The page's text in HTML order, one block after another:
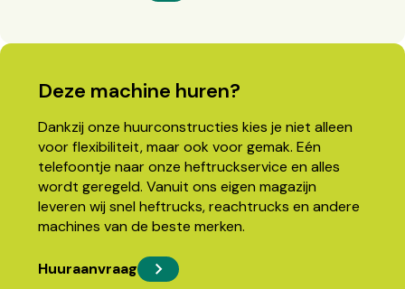
Deze machine huren?
Dankzij onze huurconstructies kies je niet alleen
voor flexibiliteit, maar ook voor gemak. Eén
telefoontje naar onze heftruckservice en alles
wordt geregeld. Vanuit ons eigen magazijn
leveren wij snel heftrucks, reachtrucks en andere
machines van de beste merken.
Huuraanvraag